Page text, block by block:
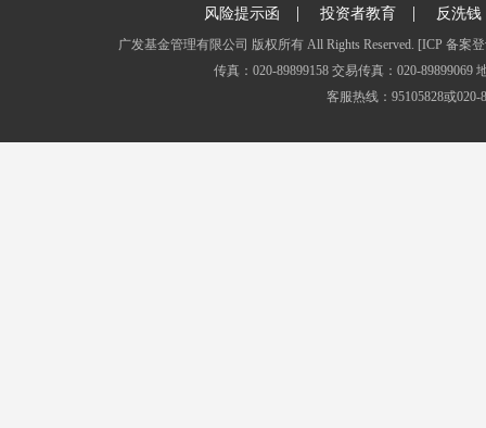
风险提示函 | 投资者教育 | 反洗钱
广发基金管理有限公司 版权所有 All Rights Reserved. [ICP 备案
传真：020-89899158 交易传真：020-
客服热线：95105828或020-